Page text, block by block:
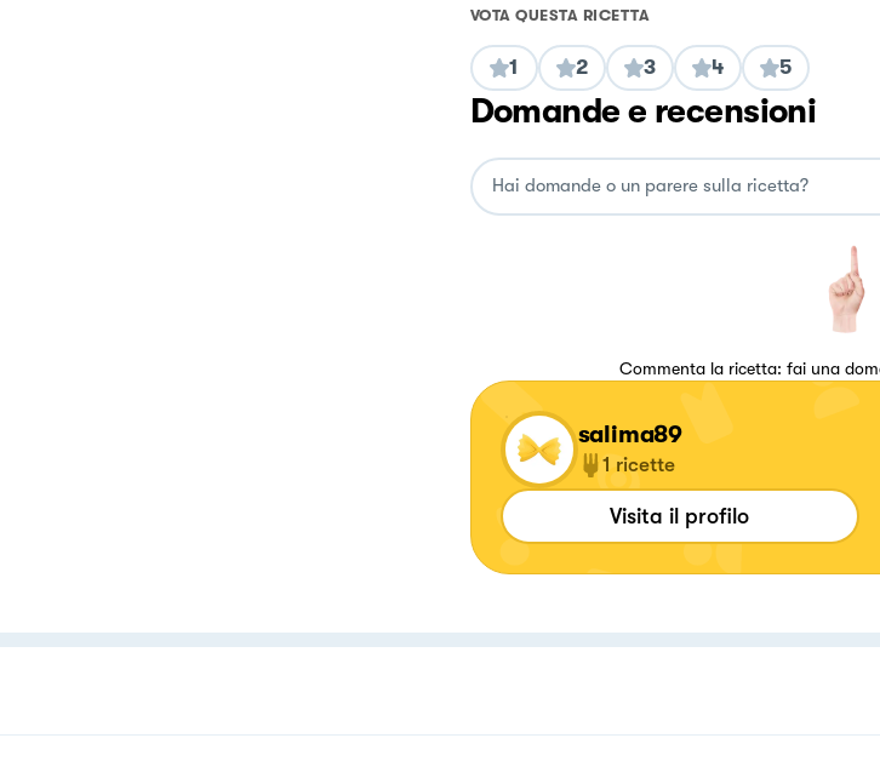
VOTA QUESTA RICETTA
1 2 3 4 5
Domande e recensioni
Commenta la ricetta: fai una
salima89
1 ricette
Visita il profilo